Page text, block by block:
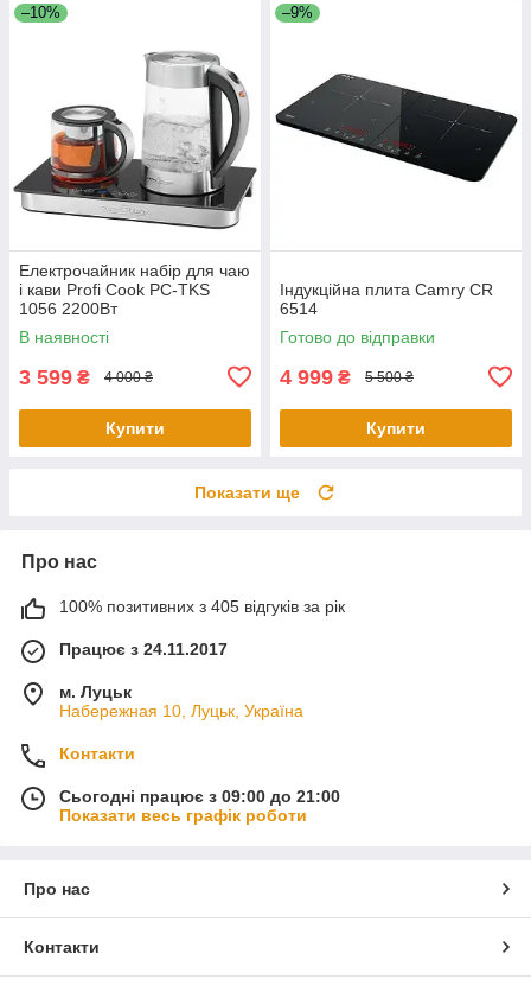
–10%
Електрочайник набір для чаю
і кави Profi Cook PC-TKS
1056 2200Вт
В наявності
3 599 ₴ 4 000 ₴
Купити
–9%
Індукційна плита Camry CR
6514
Готово до відправки
4 999 ₴ 5 500 ₴
Купити
Показати ще
Про нас
100% позитивних з 405 відгуків за рік
Працює з 24.11.2017
м. Луцьк
Набережная 10, Луцьк, Україна
Контакти
Сьогодні працює з 09:00 до 21:00
Показати весь графік роботи
Про нас
Контакти